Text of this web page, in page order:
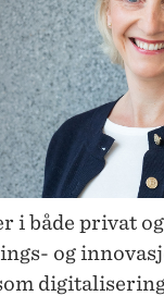
i både privat
og